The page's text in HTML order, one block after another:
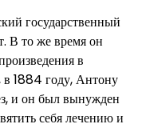
государственный
В то же время он
в
в 1884 году, Антону
и он был вынужден
себя лечению и